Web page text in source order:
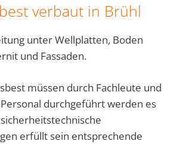
verbaut in Brühl
unter Wellplatten, Boden
und Fassaden.
müssen durch Fachleute und
durchgeführt werden es
erfüllt sein entsprechende